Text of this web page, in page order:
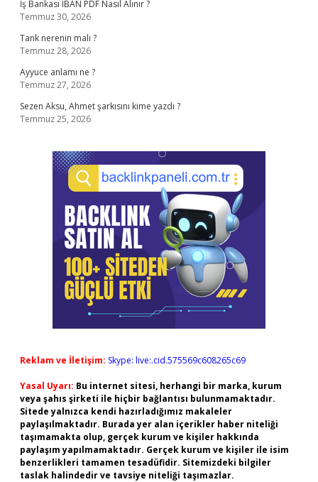
İş Bankası IBAN PDF Nasıl Alınır ?
Temmuz 30, 2026
Tank nerenin malı ?
Temmuz 28, 2026
Ayyuce anlamı ne ?
Temmuz 27, 2026
Sezen Aksu, Ahmet şarkısını kime yazdı ?
Temmuz 25, 2026
Reklam ve İletişim: Skype: live:.cid.575569c608265c69
Yasal Uyarı: Bu internet sitesi, herhangi bir marka, kurum
veya şahıs şirketi ile hiçbir bağlantısı bulunmamaktadır.
Sitede yalnızca kendi hazırladığımız makaleler
paylaşılmaktadır. Burada yer alan içerikler haber niteliği
taşımamakta olup, gerçek kurum ve kişiler hakkında
paylaşım yapılmamaktadır. Gerçek kurum ve kişiler ile isim
benzerlikleri tamamen tesadüfidir. Sitemizdeki bilgiler
taslak halindedir ve tavsiye niteliği taşımazlar.